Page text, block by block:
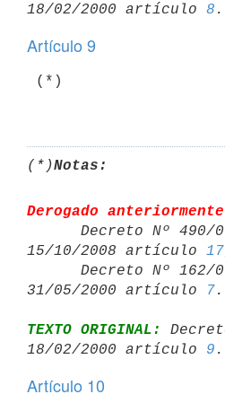
18/02/2000 artículo 8
Artículo 9
(*)Notas:
Derogado
Decreto Nº 490/
15/10/2008 artículo 17
31/05/2000 artículo
7
TEXTO ORIGINAL:
18/02/2000 artículo 9
Artículo 10